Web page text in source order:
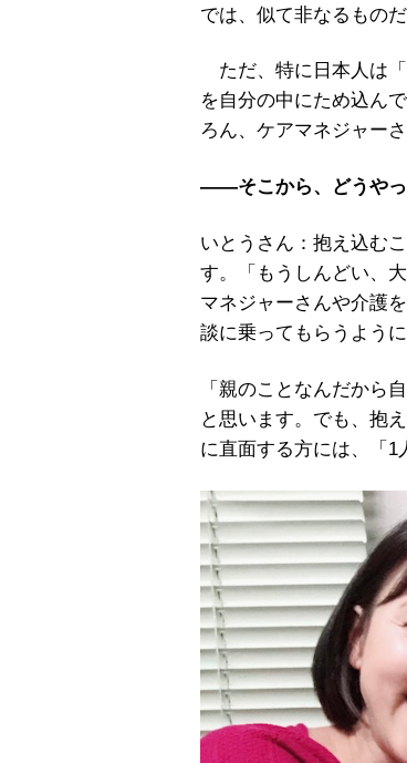
では、似て非なるもの
ただ、特に日本人は
を自分の中にため込ん
ろん、ケアマネジャー
――そこから、どうやっ
いとうさん：抱え込む
す。「もうしんどい、
マネジャーさんや介護
談に乗ってもらうよう
「親のことなんだから
と思います。でも、抱
に直面する方には、「1